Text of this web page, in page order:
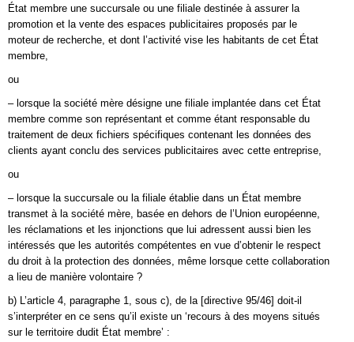
État membre une succursale ou une filiale destinée à assurer la
promotion et la vente des espaces publicitaires proposés par le
moteur de recherche, et dont l’activité vise les habitants de cet État
membre,
ou
– lorsque la société mère désigne une filiale implantée dans cet État
membre comme son représentant et comme étant responsable du
traitement de deux fichiers spécifiques contenant les données des
clients ayant conclu des services publicitaires avec cette entreprise,
ou
– lorsque la succursale ou la filiale établie dans un État membre
transmet à la société mère, basée en dehors de l’Union européenne,
les réclamations et les injonctions que lui adressent aussi bien les
intéressés que les autorités compétentes en vue d’obtenir le respect
du droit à la protection des données, même lorsque cette collaboration
a lieu de manière volontaire ?
b) L’article 4, paragraphe 1, sous c), de la [directive 95/46] doit-il
s’interpréter en ce sens qu’il existe un ‘recours à des moyens situés
sur le territoire dudit État membre’ :